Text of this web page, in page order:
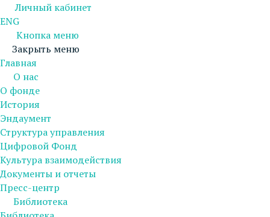
Личный кабинет
ENG
Кнопка меню
Закрыть меню
Главная
О нас
О фонде
История
Эндаумент
Структура управления
Цифровой Фонд
Культура взаимодействия
Документы и отчеты
Пресс-центр
Библиотека